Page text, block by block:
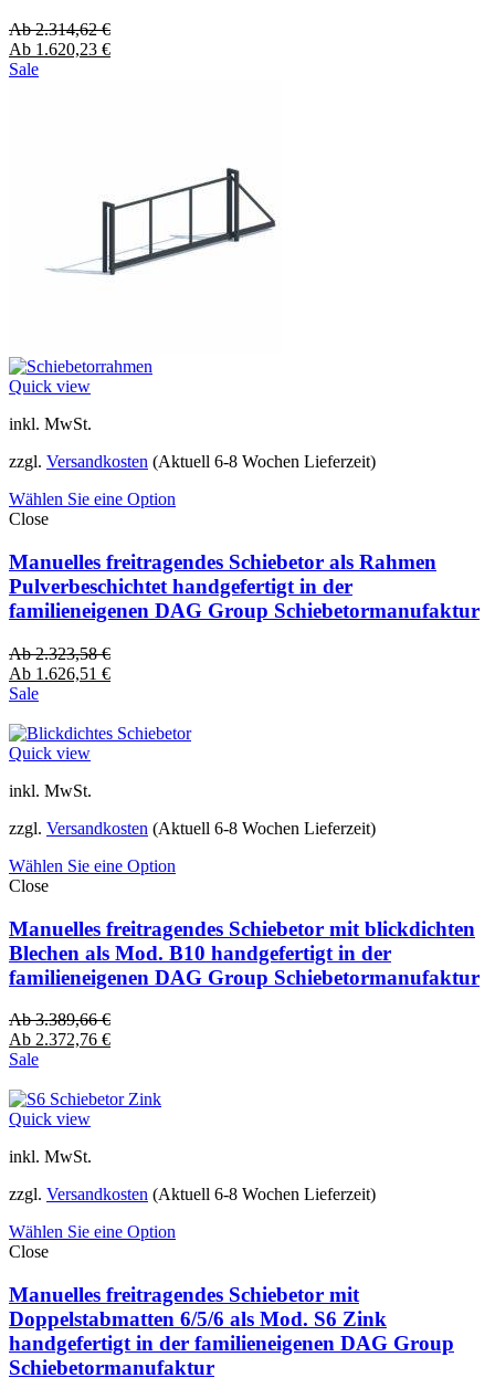
Ab2.314,62€
Ab 1.620,23 €
Sale
Quick view
inkl. MwSt.
zzgl. Versandkosten (Aktuell 6-8 Wochen Lieferzeit)
Wählen Sie eine Option
Close
Manuelles freitragendes Schiebetor als Rahmen
Pulverbeschichtet handgefertigt in der
familieneigenen DAG Group Schiebetormanufaktur
Ab2.323,58€
Ab 1.626,51 €
Sale
Quick view
inkl. MwSt.
zzgl. Versandkosten (Aktuell 6-8 Wochen Lieferzeit)
Wählen Sie eine Option
Close
Manuelles freitragendes Schiebetor mit blickdichten
Blechen als Mod. B10 handgefertigt in der
familieneigenen DAG Group Schiebetormanufaktur
Ab3.389,66€
Ab 2.372,76 €
Sale
Quick view
inkl. MwSt.
zzgl. Versandkosten (Aktuell 6-8 Wochen Lieferzeit)
Wählen Sie eine Option
Close
Manuelles freitragendes Schiebetor mit
Doppelstabmatten 6/5/6 als Mod. S6 Zink
handgefertigt in der familieneigenen DAG Group
Schiebetormanufaktur